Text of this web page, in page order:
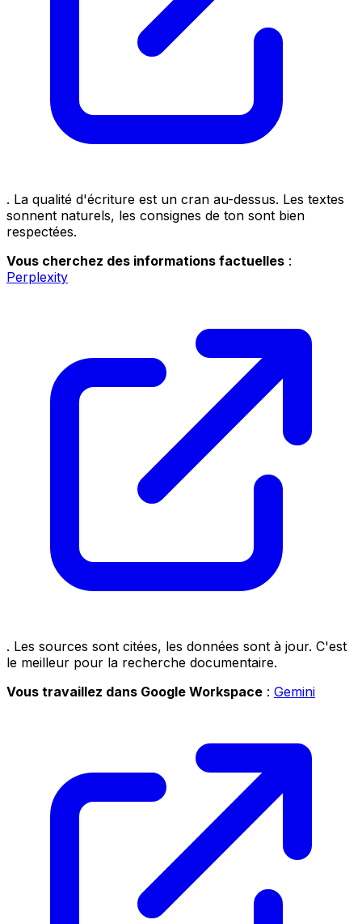
. La qualité d'écriture est un cran au-dessus. Les textes
sonnent naturels, les consignes de ton sont bien
respectées.
Vous cherchez des informations factuelles :
Perplexity
. Les sources sont citées, les données sont à jour. C'est
le meilleur pour la recherche documentaire.
Vous travaillez dans Google Workspace : Gemini